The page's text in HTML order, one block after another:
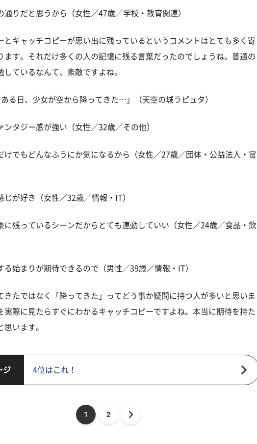
通りだと思うから（女性／47歳／学校・教育関連）
とキャッチコピーが思い出に残っているというコメントはとても多く寄
ます。それだけ多くの人の記憶に残る言葉だったのでしょうね。普通の
しているなんて、素敵ですよね。
日、少女が空から降ってきた…」（天空の城ラピュタ）
ンタジー感が強い（女性／32歳／その他）
けでもどんなふうにか気になるから（女性／27歳／団体・公益法人・官
じが好き（女性／32歳／情報・IT）
に残っているシーンだからとても連動していい（女性／24歳／食品・飲
る始まりが期待できるので（男性／39歳／情報・IT）
きたではなく「降ってきた」ってどう事か疑問に持つ人が多いと思いま
実際に見たらすぐにわかるキャッチコピーですよね。本当に期待を持た
思います。
ジ 4位はこれ！
1 2